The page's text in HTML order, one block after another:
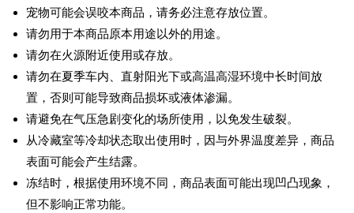
宠物可能会误咬本商品，请务必注意存放位置。
请勿用于本商品原本用途以外的用途。
请勿在火源附近使用或存放。
请勿在夏季车内、直射阳光下或高温高湿环境中长时间放
置，否则可能导致商品损坏或液体渗漏。
请避免在气压急剧变化的场所使用，以免发生破裂。
从冷藏室等冷却状态取出使用时，因与外界温度差异，商品
表面可能会产生结露。
冻结时，根据使用环境不同，商品表面可能出现凹凸现象，
但不影响正常功能。